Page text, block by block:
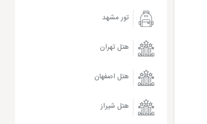
تور مشهد
هتل تهران
هتل اصفهان
هتل شیراز